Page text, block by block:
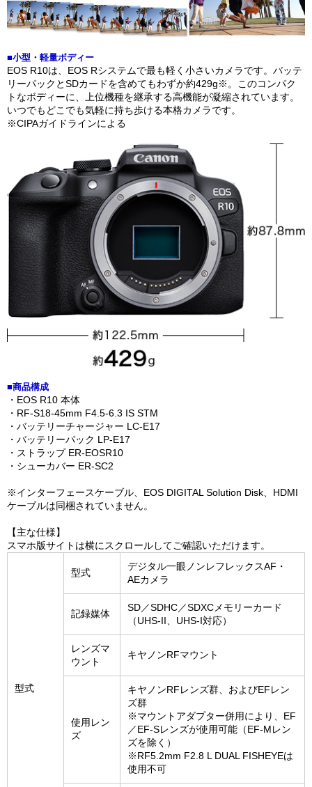
■小型・軽量ボディー
EOS R10は、EOS Rシステムで最も軽く小さいカメラです。バッテ
リーパックとSDカードを含めてもわずか約429g※。このコンパク
トなボディーに、上位機種を継承する高機能が凝縮されています。
いつでもどこでも気軽に持ち歩ける本格カメラです。
※CIPAガイドラインによる
■商品構成
・EOS R10 本体
・RF-S18-45mm F4.5-6.3 IS STM
・バッテリーチャージャー LC-E17
・バッテリーパック LP-E17
・ストラップ ER-EOSR10
・シューカバー ER-SC2
※インターフェースケーブル、EOS DIGITAL Solution Disk、HDMI
ケーブルは同梱されていません。
【主な仕様】
スマホ版サイトは横にスクロールしてご確認いただけます。
型式
型式
デジタル一眼ノンレフレックスAF・
AEカメラ
記録媒体
SD／SDHC／SDXCメモリーカード
（UHS-II、UHS-I対応）
レンズマ
ウント
キヤノンRFマウント
使用レン
ズ
キヤノンRFレンズ群、およびEFレン
ズ群
※マウントアダプター併用により、EF
／EF-Sレンズが使用可能（EF-Mレン
ズを除く）
※RF5.2mm F2.8 L DUAL FISHEYEは
使用不可